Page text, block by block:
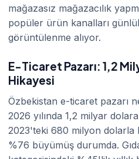
mağazasız mağazacılık
popüler ürün kanalları
görüntülenme alıyor.
E-Ticaret Pazarı: 1,2
Hikayesi
Özbekistan e-ticaret pazarı
2026 yılında 1,2 milyar
2023'teki 680 milyon dolarla
%76 büyümüş durumda.